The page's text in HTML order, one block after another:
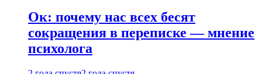
Ок: почему нас всех бесят
сокращения в переписке — мнение
психолога